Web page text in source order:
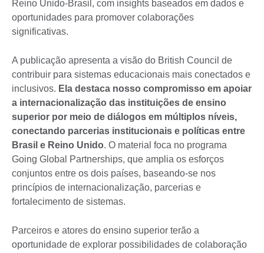
Reino Unido-Brasil, com insights baseados em dados e
oportunidades para promover colaborações
significativas.
A publicação apresenta a visão do British Council de
contribuir para sistemas educacionais mais conectados e
inclusivos. Ela destaca nosso compromisso em apoiar
a internacionalização das instituições de ensino
superior por meio de diálogos em múltiplos níveis,
conectando parcerias institucionais e políticas entre
Brasil e Reino Unido. O material foca no programa
Going Global Partnerships, que amplia os esforços
conjuntos entre os dois países, baseando-se nos
princípios de internacionalização, parcerias e
fortalecimento de sistemas.
Parceiros e atores do ensino superior terão a
oportunidade de explorar possibilidades de colaboração